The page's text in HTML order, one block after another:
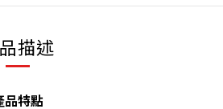
描述
品特點